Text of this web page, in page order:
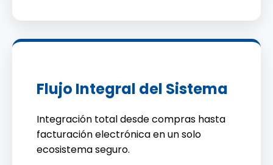
Flujo Integral del Sistema
Integración total desde compras hasta
facturación electrónica en un solo
ecosistema seguro.